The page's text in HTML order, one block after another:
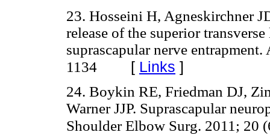
23. Hosseini H, Agneskirchner
release of the superior
suprascapular nerve
1134 [ Links ]
24. Boykin RE, Friedman DJ,
Warner JJP. Suprascapular
Shoulder Elbow Surg. 2011; 20